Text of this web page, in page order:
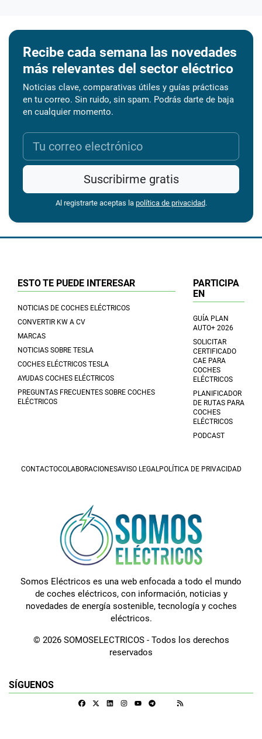
Recibe cada semana las novedades
más relevantes del sector eléctrico
Noticias clave, comparativas útiles y guías prácticas
en tu correo. Sin ruido, sin spam. Podrás darte de baja
en cualquier momento.
Suscribirme gratis
Al registrarte aceptas la política de privacidad.
ESTO TE PUEDE INTERESAR
NOTICIAS DE COCHES ELÉCTRICOS
CONVERTIR KW A CV
MARCAS
NOTICIAS SOBRE TESLA
COCHES ELÉCTRICOS TESLA
AYUDAS COCHES ELÉCTRICOS
PREGUNTAS FRECUENTES SOBRE COCHES
ELÉCTRICOS
PARTICIPA
EN
GUÍA PLAN
AUTO+ 2026
SOLICITAR
CERTIFICADO
CAE PARA
COCHES
ELÉCTRICOS
PLANIFICADOR
DE RUTAS PARA
COCHES
ELÉCTRICOS
PODCAST
CONTACTOCOLABORACIONESAVISO LEGALPOLÍTICA DE PRIVACIDAD
Somos Eléctricos es una web enfocada a todo el mundo
de coches eléctricos, con información, noticias y
novedades de energía sostenible, tecnología y coches
eléctricos.
© 2026 SOMOSELECTRICOS - Todos los derechos
reservados
SÍGUENOS
FacebookLinkedinInstagramTelegram
Google Discover